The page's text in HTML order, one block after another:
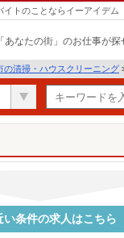
トのことならイーアイデム
「あなたの街」のお仕事が
の清掃・ハウスクリーニング
条件の求人はこちら